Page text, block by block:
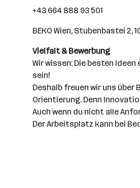
+43 664 888 93 501
BEKO Wien, Stubenbastei 2,
Vielfalt & Bewerbung
Wir wissen: Die besten
sein!
Deshalb freuen wir uns
Orientierung. Denn
Auch wenn du nicht alle
Der Arbeitsplatz kann bei